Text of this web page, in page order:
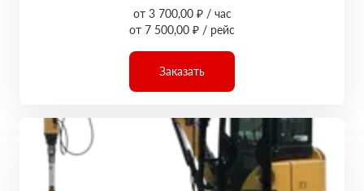
от 3 700,00 ₽ / час
от 7 500,00 ₽ / рейс
Заказать